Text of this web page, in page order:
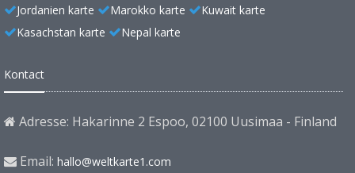
Jordanien karte
Marokko karte
Kuwait karte
Kasachstan karte
Nepal karte
Kontact
Adresse: Hakarinne 2 Espoo, 02100 Uusimaa - Finland
Email: hallo@weltkarte1.com